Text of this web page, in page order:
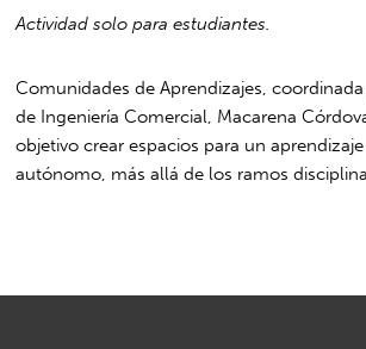
Actividad solo para estudiantes.
Comunidades de Aprendizajes,
de Ingeniería Comercial, Macarena
objetivo crear espacios para un
autónomo, más allá de los ramos